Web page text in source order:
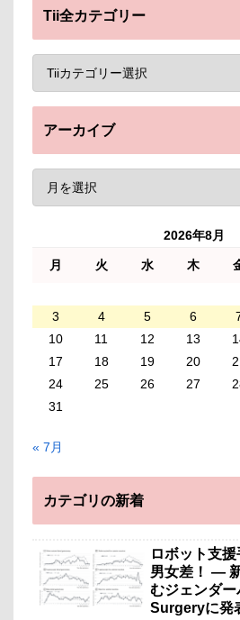
Tii全カテゴリー
アーカイブ
2026年8月
月 火 水 木
3
4 5 6
10
11 12 13
17
18 19 20
24
25 26 27
31
« 7月
カテゴリの新着
ロボット支
男女差！ —
むジェンダ
Surgeryに発